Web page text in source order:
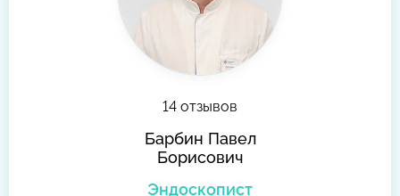
14 отзывов
Барбин Павел
Борисович
Эндоскопист